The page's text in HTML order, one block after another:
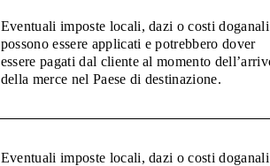
Eventuali imposte locali, dazi o costi doganali
possono essere applicati e potrebbero dover
essere pagati dal cliente al momento
della merce nel Paese di destinazione.
Eventuali imposte locali, dazi o costi doganali